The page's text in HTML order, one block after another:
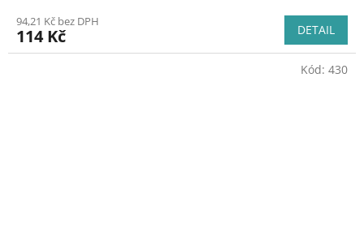
94,21 Kč bez DPH
114 Kč DETAIL
Kód: 430